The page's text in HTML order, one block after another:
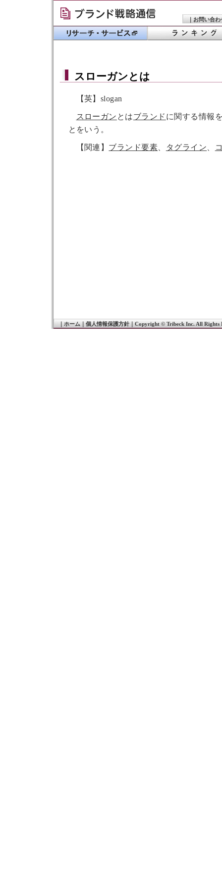
｜ お問い合わ
スローガン とは
【英】slogan
スローガン とはブランド に関する情報
とをいう。
【関連】 ブランド要素 タグライン
ホーム｜ 個人情報保護方針｜ Copyright © Tribeck Inc. All Rights